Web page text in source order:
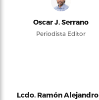
Oscar J. Serrano
Periodista Editor
Lcdo. Ramón Alejandro